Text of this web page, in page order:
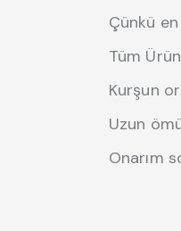
Çünkü en
Tüm
Kurşun
Uzun
Onarım